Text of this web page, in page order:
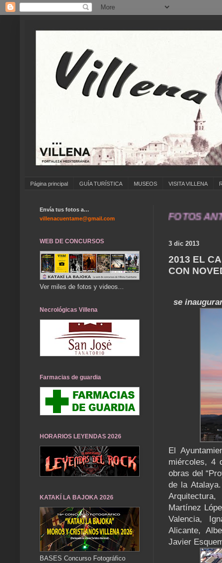
Página principal GUÍA TURÍSTICA MUSEOS VISITA VILLENA
... ANÍMATE A ENVIAR FOTOS
3 dic 2013
2013 EL
CON
se
El
miércoles, 4
obras del
de la
Martínez
Valencia,
Alicante,
Javier
Envía tus fotos a…
villenacuentame@gmail.com
WEB DE CONCURSOS
Ver miles de fotos y videos...
Necrológicas Villena
Farmacias de guardia
HORARIOS LEYENDAS 2026
KATAKÍ LA BAJOKA 2026
BASES Concurso Fotográfico